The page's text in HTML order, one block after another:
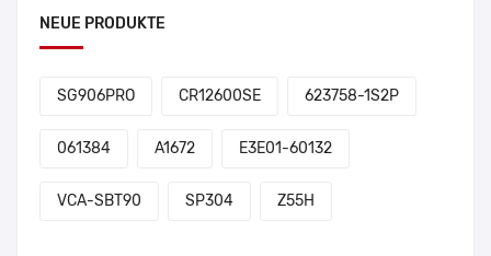
NEUE PRODUKTE
SG906PRO CR12600SE 623758-1S2P
061384 A1672 E3E01-60132
VCA-SBT90 SP304 Z55H